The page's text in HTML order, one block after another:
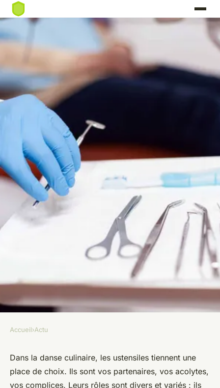
Les ustensiles de cuisine
indispensables pour tous les
Accueil›Actu
Dans la danse culinaire, les ustensiles tiennent une
place de choix. Ils sont vos partenaires, vos acolytes,
vos complices. Leurs rôles sont divers et variés : ils